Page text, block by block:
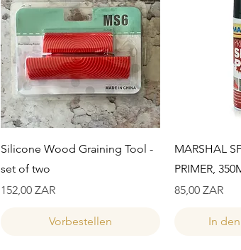
Schnellansicht
Silicone Wood Graining Tool -
set of two
Preis
152,00 ZAR
Vorbestellen
MARSHAL
PRIMER,
Preis
85,00 ZAR
In